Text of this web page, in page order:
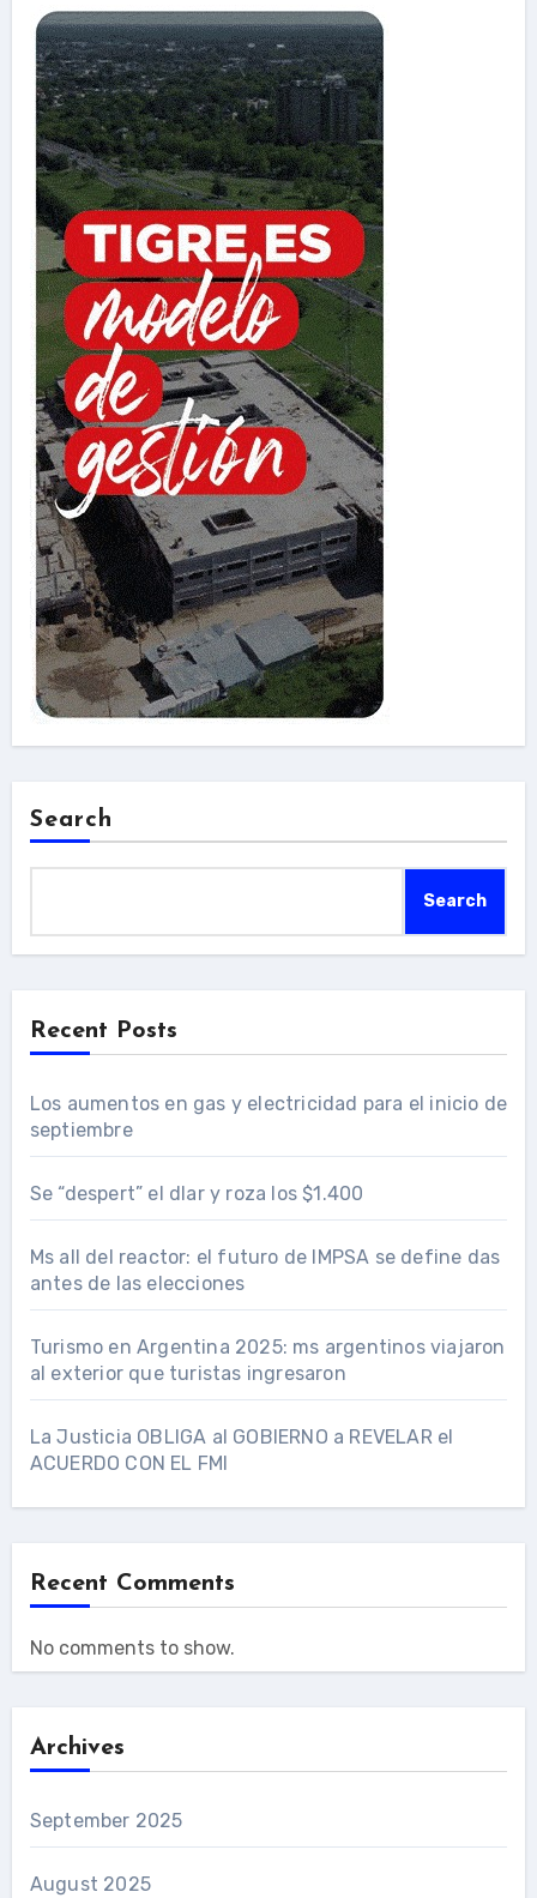
Search
Search
Recent Posts
Los aumentos en gas y electricidad para el inicio de
septiembre
Se “despert” el dlar y roza los $1.400
Ms all del reactor: el futuro de IMPSA se define das
antes de las elecciones
Turismo en Argentina 2025: ms argentinos viajaron
al exterior que turistas ingresaron
La Justicia OBLIGA al GOBIERNO a REVELAR el
ACUERDO CON EL FMI
Recent Comments
No comments to show.
Archives
September 2025
August 2025